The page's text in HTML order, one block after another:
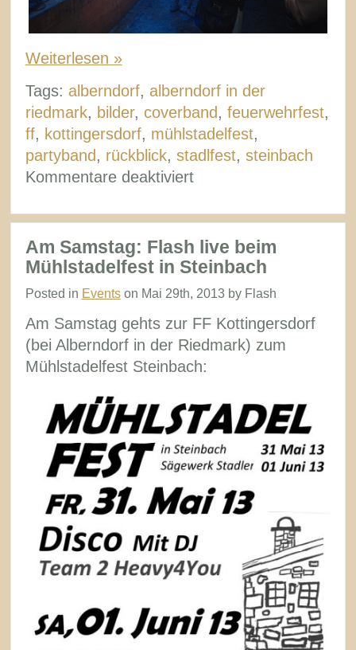
Weiterlesen »
Tags: alberndorf, alberndorf in der
riedmark, bilder, coverband , feuerwehrfest,
ff, kottingersdorf, mühlstadelfest,
partyband , rückblick, stadlfest, steinbach
Kommentare deaktiviertfür
Mühlstadelfest
Steinbach
Am Samstag: Flash live beim
Mühlstadelfest in Steinbach
Posted in Eventson Mai 29th, 2013 by Flash
Am Samstag gehts zur FF Kottingersdorf
(bei Alberndorf in der Riedmark) zum
Mühlstadelfest Steinbach: